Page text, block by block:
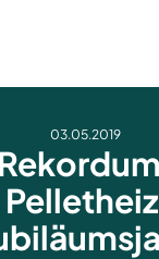
03.05.2019